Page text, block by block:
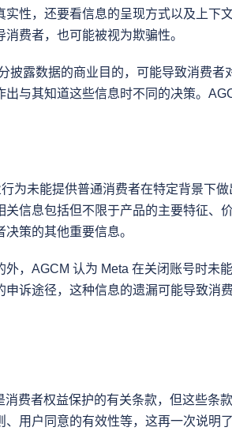
性，还要看信息的呈现方式以及上下
费者，也可能被视为欺骗性。
披露数据的商业目的，可能导致消费者
与其知道这些信息时不同的决策。
为未能提供普通消费者在特定背景下
信息包括但不限于产品的主要特征、
策的其他重要信息。
，AGCM 认为 Meta 在关闭账号时未
诉途径，这种信息的遗漏可能导致消
费者权益保护的有关条款，但这些条
用户同意的有效性等，这再一次说明